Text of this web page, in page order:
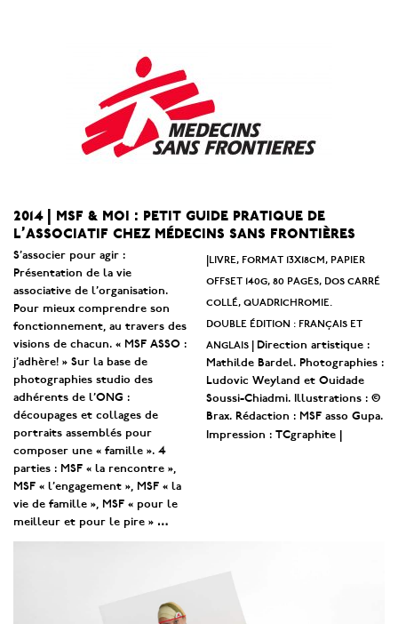
2014 | msf & moi : petit guide pratique de
l’associatif chez médecins sans frontières
S’associer pour agir :
Présentation de la vie
associative de l’organisation.
Pour mieux comprendre son
fonctionnement, au travers des
visions de chacun. « MSF ASSO :
j’adhère! » Sur la base de
photographies studio des
adhérents de l’ONG :
découpages et collages de
portraits assemblés pour
composer une « famille ». 4
parties : MSF « la rencontre »,
MSF « l’engagement », MSF « la
vie de famille », MSF « pour le
meilleur et pour le pire » …
|livre
, format 13x18cm, papier
offset 140g, 80 pages, dos carré
collé, quadrichromie.
double édition : français et
anglais | Direction artistique :
Mathilde Bardel. Photographies :
Ludovic Weyland et Ouidade
Soussi-Chiadmi. Illustrations : ©
Brax. Rédaction : MSF asso Gupa.
Impression : TCgraphite